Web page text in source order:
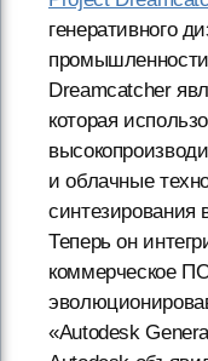
генеративного
Dreamcatcher
которая
и облачные
синтезирования
Теперь он
коммерческое
«Autodesk